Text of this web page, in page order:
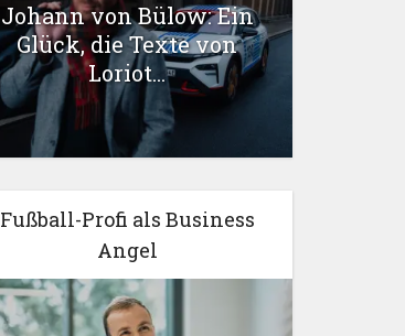
Johann von Bülow: Ein
Glück, die Texte von
Loriot...
Fußball-Profi als Business
Angel